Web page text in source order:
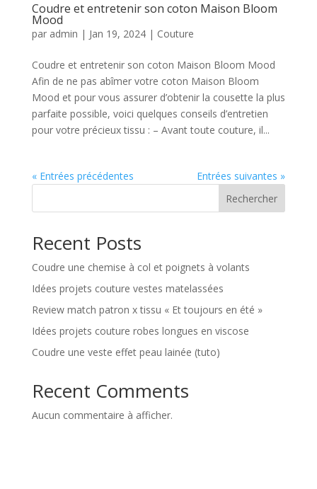
Coudre et entretenir son coton Maison Bloom
Mood
par admin | Jan 19, 2024| Couture
Coudre et entretenir son coton Maison Bloom Mood
Afin de ne pas abîmer votre coton Maison Bloom
Mood et pour vous assurer d’obtenir la cousette la plus
parfaite possible, voici quelques conseils d’entretien
pour votre précieux tissu : – Avant toute couture, il...
« Entrées précédentes
Entrées suivantes »
Rechercher
Recent Posts
Coudre une chemise à col et poignets à volants
Idées projets couture vestes matelassées
Review match patron x tissu « Et toujours en été »
Idées projets couture robes longues en viscose
Coudre une veste effet peau lainée (tuto)
Recent Comments
Aucun commentaire à afficher.